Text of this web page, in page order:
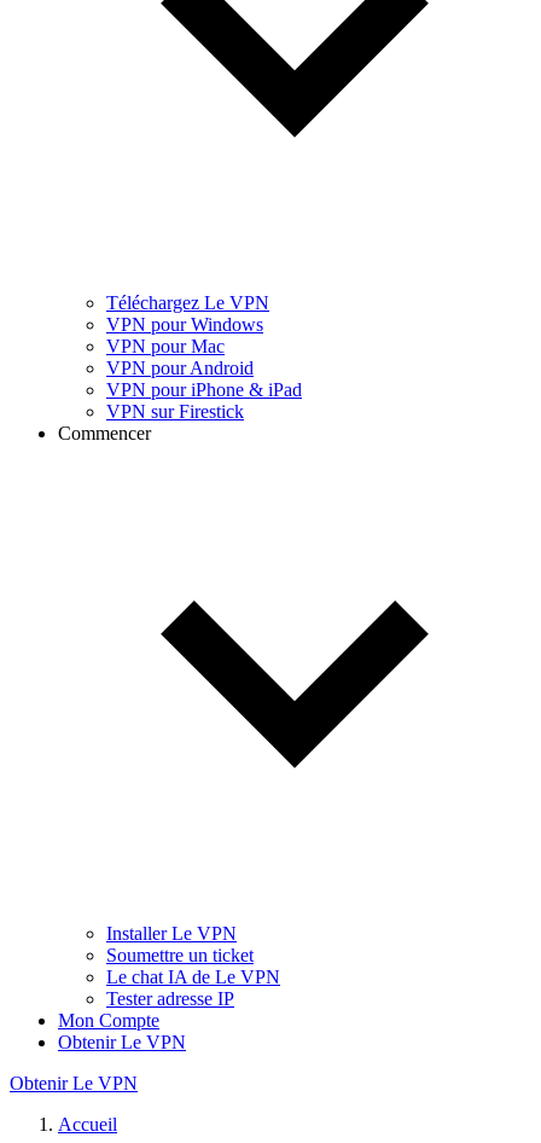
Téléchargez Le VPN
VPN pour Windows
VPN pour Mac
VPN pour Android
VPN pour iPhone & iPad
VPN sur Firestick
Commencer
Installer Le VPN
Soumettre un ticket
Le chat IA de Le VPN
Tester adresse IP
Mon Compte
Obtenir Le VPN
Obtenir Le VPN
Accueil